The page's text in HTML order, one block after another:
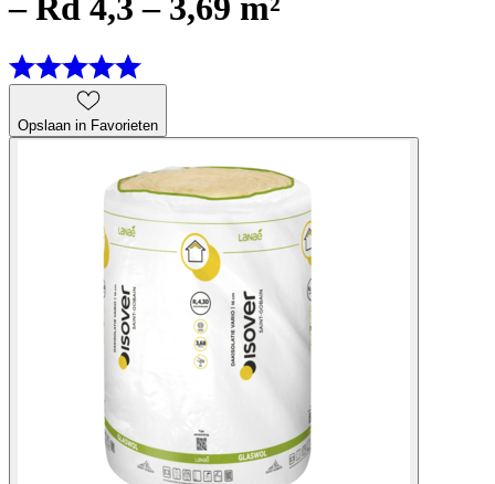
– Rd 4,3 – 3,69 m²
Opslaan in Favorieten